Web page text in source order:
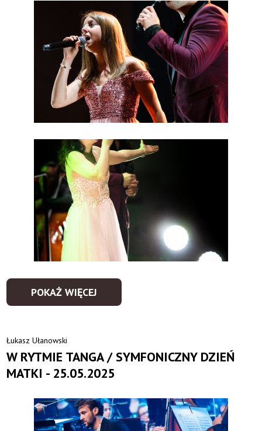
POKAŻ WIĘCEJ
Łukasz Ułanowski
W RYTMIE TANGA / SYMFONICZNY DZIEŃ
MATKI - 25.05.2025